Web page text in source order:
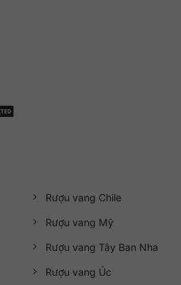
Rượu vang Chile
Rượu vang Mỹ
Rượu vang Tây Ban Nha
Rượu vang Úc